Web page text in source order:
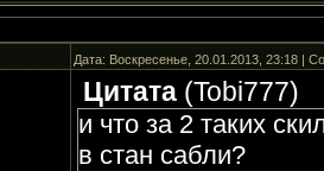
Дата: Воскресенье, 20.01.2013, 23:18 |
Цитата(Tobi777)
и что за 2 таких
в стан сабли?